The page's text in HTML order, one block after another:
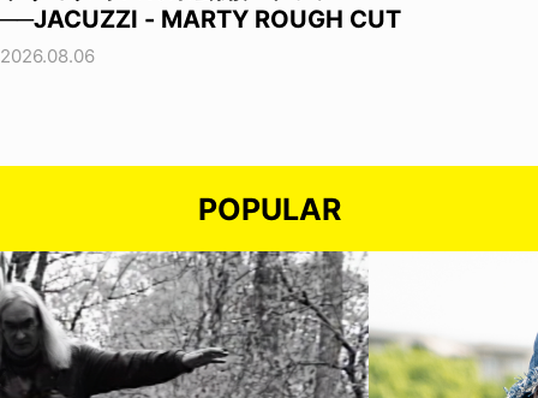
──JACUZZI - MARTY ROUGH CUT
2026.08.06
POPULAR